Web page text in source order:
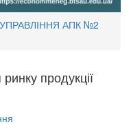
АПК №2
продукції